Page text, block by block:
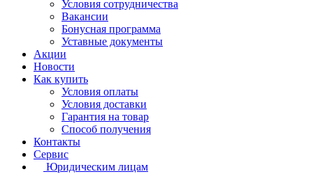
Условия сотрудничества
Вакансии
Бонусная программа
Уставные документы
Акции
Новости
Как купить
Условия оплаты
Условия доставки
Гарантия на товар
Способ получения
Контакты
Сервис
Юридическим лицам